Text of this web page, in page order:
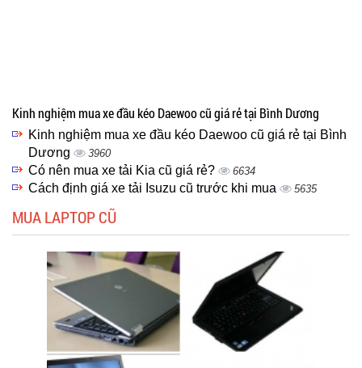
Kinh nghiệm mua xe đầu kéo Daewoo cũ giá rẻ tại Bình Dương
Kinh nghiệm mua xe đầu kéo Daewoo cũ giá rẻ tại Bình
Dương
3960
Có nên mua xe tải Kia cũ giá rẻ? 6634
Cách định giá xe tải Isuzu cũ trước khi mua 5635
MUA LAPTOP CŨ